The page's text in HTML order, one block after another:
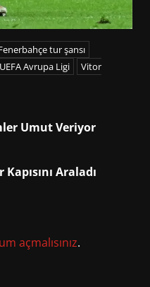
tur şansı
UEFA Avrupa Ligi
Vitor
Umut Veriyor
Araladı
açmalısınız.